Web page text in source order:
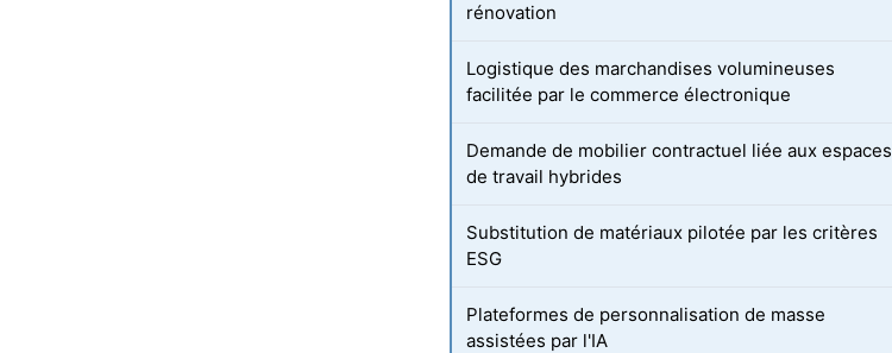
rénovation
Logistique des marchandises volumineuses
facilitée par le commerce électronique
Demande de mobilier contractuel liée aux espaces
de travail hybrides
Substitution de matériaux pilotée par les critères
ESG
Plateformes de personnalisation de masse
assistées par l'IA